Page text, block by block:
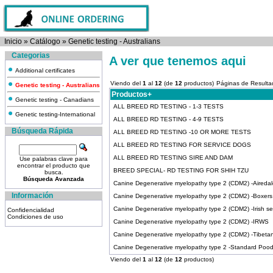
Inicio » Catálogo » Genetic testing - Australians
Categorias
Additional certificates
Genetic testing - Australians
Genetic testing - Canadians
Genetic testing-International
Búsqueda Rápida
Use palabras clave para
encontrar el producto que
busca.
Búsqueda Avanzada
Información
Confidencialidad
Condiciones de uso
A ver que tenemos aqui
Viendo del 1 al 12 (de 12 productos) Páginas de
Productos+
ALL BREED RD TESTING - 1-3 TESTS
ALL BREED RD TESTING - 4-9 TESTS
ALL BREED RD TESTING -10 OR MORE TESTS
ALL BREED RD TESTING FOR SERVICE DOGS
ALL BREED RD TESTING SIRE AND DAM
BREED SPECIAL- RD TESTING FOR SHIH TZU
Canine Degenerative myelopathy type 2 (CDM2) -
Canine Degenerative myelopathy type 2 (CDM2) -Boxers
Canine Degenerative myelopathy type 2 (CDM2) -Irish
Canine Degenerative myelopathy type 2 (CDM2) -IRWS
Canine Degenerative myelopathy type 2 (CDM2) -
Canine Degenerative myelopathy type 2 -Standard
Viendo del 1 al 12 (de 12 productos)